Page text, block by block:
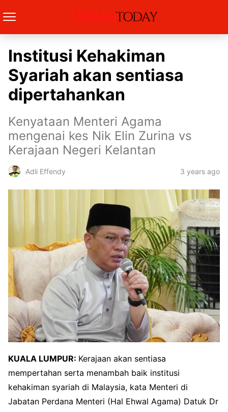
Institusi Kehakiman
Syariah akan sentiasa
dipertahankan
Kenyataan Menteri Agama
mengenai kes Nik Elin Zurina vs
Kerajaan Negeri Kelantan
Adli Effendy 3 years ago
KUALA LUMPUR: Kerajaan akan sentiasa
mempertahan serta menambah baik institusi
kehakiman syariah di Malaysia, kata Menteri di
Jabatan Perdana Menteri (Hal Ehwal Agama) Datuk Dr